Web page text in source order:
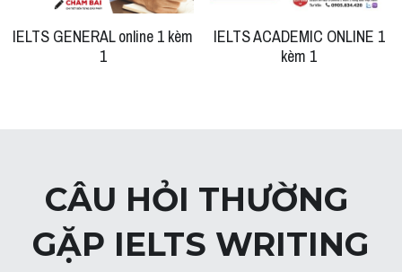
IELTS GENERAL online 1 kèm
1
IELTS ACADEMIC ONLINE 1
kèm 1
CÂU HỎI THƯỜNG
GẶP IELTS WRITING